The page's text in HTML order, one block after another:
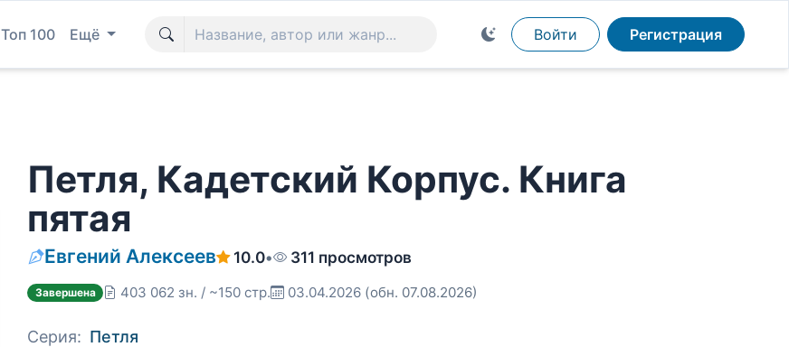
Топ 100 Ещё Войти Регистрация
Петля, Кадетский Корпус. Книга
пятая
Евгений Алексеев 10.0• 311 просмотров
Завершена 403 062 зн. / ~150 стр. 03.04.2026 (обн. 07.08.2026)
Серия: Петля